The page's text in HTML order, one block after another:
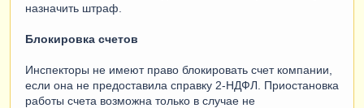
назначить штраф.
Блокировка счетов
Инспекторы не имеют право блокировать счет компании,
если она не предоставила справку 2-НДФЛ. Приостановка
работы счета возможна только в случае не